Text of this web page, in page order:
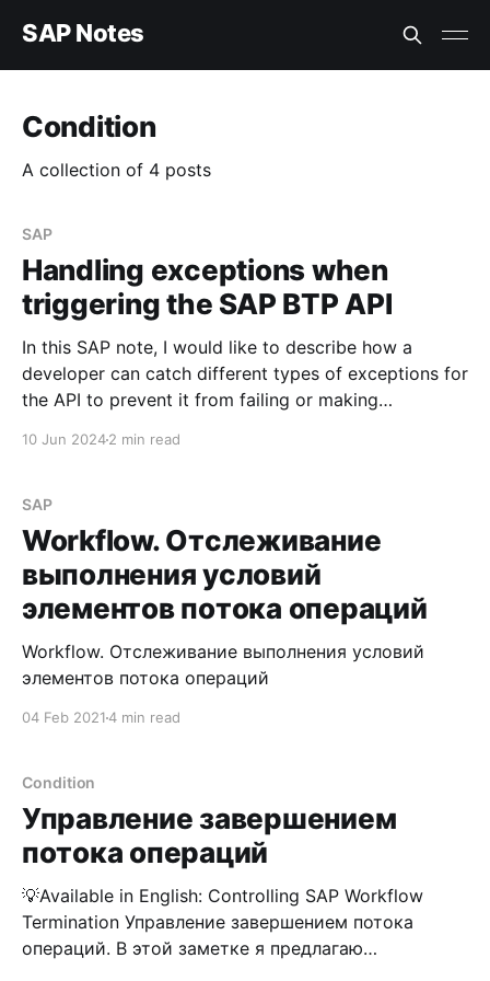
SAP Notes
Condition
A collection of 4 posts
SAP
Handling exceptions when
triggering the SAP BTP API
In this SAP note, I would like to describe how a
developer can catch different types of exceptions for
the API to prevent it from failing or making
10 Jun 20242 min read
SAP
Workflow. Отслеживание
выполнения условий
элементов потока операций
Workflow. Отслеживание выполнения условий
элементов потока операций
04 Feb 20214 min read
Condition
Управление завершением
потока операций
💡Available in English: Controlling SAP Workflow
Termination Управление завершением потока
операций. В этой заметке я предлагаю